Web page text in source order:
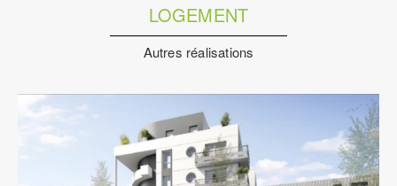
LOGEMENT
Autres réalisations
Économie De La Construction Ingenierie TCE
Logement